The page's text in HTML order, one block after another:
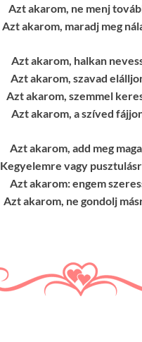
Azt akarom, ne menj
Azt akarom, maradj meg
Azt akarom, halkan
Azt akarom, szavad
Azt akarom, szemmel
Azt akarom, a szíved
Azt akarom, add meg
Kegyelemre vagy
Azt akarom: engem
Azt akarom, ne gondolj